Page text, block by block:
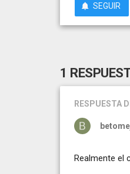
SEGUIR
1
RESPUESTA
Realmente el